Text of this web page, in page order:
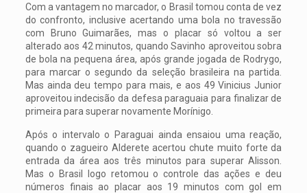
Com a vantagem no marcador, o Brasil tomou conta de vez
do confronto, inclusive acertando uma bola no travessão
com Bruno Guimarães, mas o placar só voltou a ser
alterado aos 42 minutos, quando Savinho aproveitou sobra
de bola na pequena área, após grande jogada de Rodrygo,
para marcar o segundo da seleção brasileira na partida.
Mas ainda deu tempo para mais, e aos 49 Vinicius Junior
aproveitou indecisão da defesa paraguaia para finalizar de
primeira para superar novamente Morínigo.
Após o intervalo o Paraguai ainda ensaiou uma reação,
quando o zagueiro Alderete acertou chute muito forte da
entrada da área aos três minutos para superar Alisson.
Mas o Brasil logo retomou o controle das ações e deu
números finais ao placar aos 19 minutos com gol em